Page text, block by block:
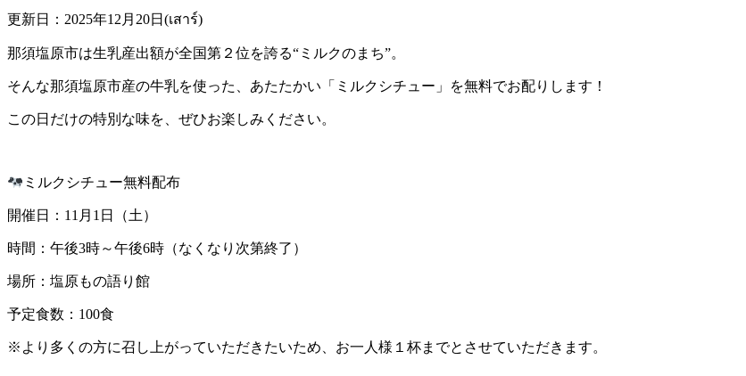
更新日：2025年12月20日(เสาร์)
那須塩原市は生乳産出額が全国第２位を誇る“ミルクのまち”。
そんな那須塩原市産の牛乳を使った、あたたかい「ミルクシチュー」を無料でお配りします！
この日だけの特別な味を、ぜひお楽しみください。
ミルクシチュー無料配布
開催日：11月1日（土）
時間：午後3時～午後6時（なくなり次第終了）
場所：塩原もの語り館
予定食数：100食
※より多くの方に召し上がっていただきたいため、お一人様１杯までとさせていただきます。